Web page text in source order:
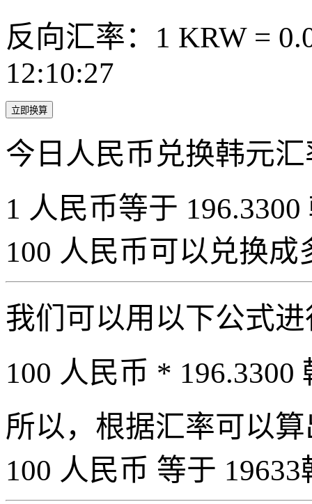
反向汇率：1 KRW =
12:10:27
立即换算
今日人民币兑换韩元
1 人民币等于
100 人民币可以兑换成
我们可以用以下公式
100 人民币 * 196.3300
所以，根据汇率可以
100 人民币 等于